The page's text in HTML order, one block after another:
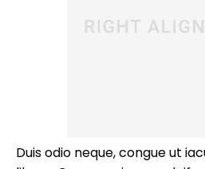
Duis odio neque, congue ut